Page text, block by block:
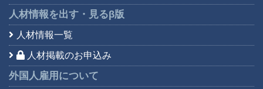
人材情報を出す・見るβ版
人材情報一覧
人材掲載のお申込み
外国人雇用について